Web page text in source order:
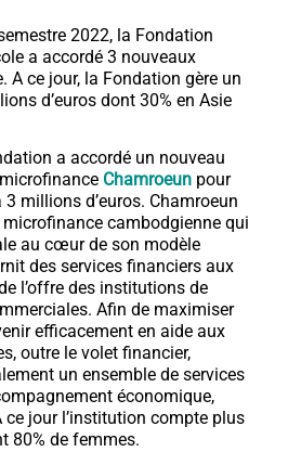
2022, la Fondation
a accordé 3 nouveaux
A ce jour, la Fondation gère un
d’euros dont 30% en Asie
a accordé un nouveau
Chamroeun pour
millions d’euros. Chamroeun
cambodgienne qui
au cœur de son modèle
des services financiers aux
l’offre des institutions de
Afin de maximiser
efficacement en aide aux
outre le volet financier,
un ensemble de services
économique,
jour l’institution compte plus
80% de femmes.